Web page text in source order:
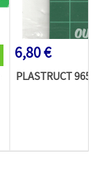
6,80 €
PLASTRUCT